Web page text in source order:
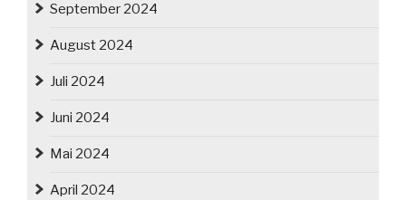
September 2024
August 2024
Juli 2024
Juni 2024
Mai 2024
April 2024